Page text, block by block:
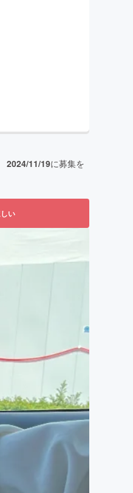
2024/11/19に募集を
い